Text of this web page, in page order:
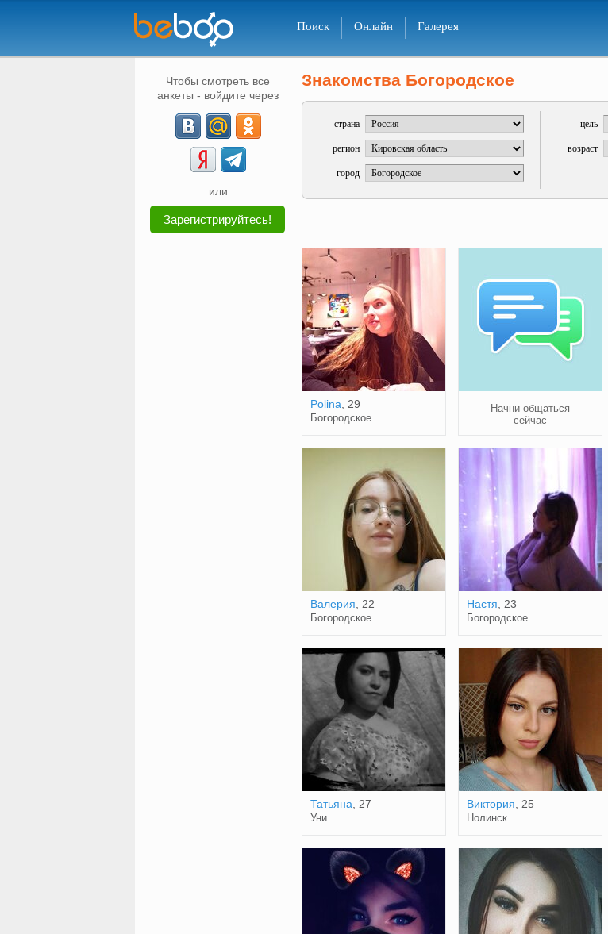
Поиск Онлайн Галерея
Чтобы смотреть все
анкеты - войдите через
или
Зарегистрируйтесь!
Знакомства Богородское
страна
регион
город
цель
возраст
Polina , 29
Богородское
Начни общаться
сейчас
Валерия , 22
Богородское
Настя , 23
Богородское
Татьяна , 27
Уни
Виктория , 25
Нолинск